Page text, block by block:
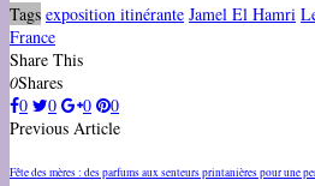
Tags exposition itinérante Jamel El Hamri
France
Share This
0Shares
0
0 0
0
Previous Article
Fête des mères : des parfums aux senteurs printanières pour une